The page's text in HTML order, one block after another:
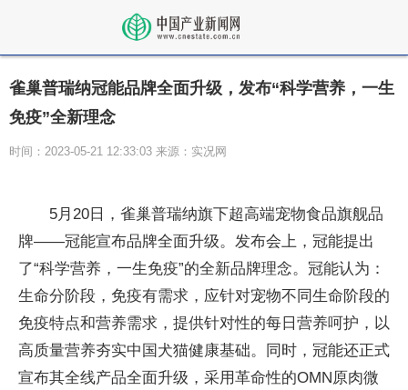
雀巢普瑞纳冠能品牌全面升级，发布“科学营养，一生
免疫”全新理念
时间：2023-05-21 12:33:03 来源：实况网
5月20日，雀巢普瑞纳旗下超高端宠物食品旗舰品
牌——冠能宣布品牌全面升级。发布会上，冠能提出
了“科学营养，一生免疫”的全新品牌理念。冠能认为：
生命分阶段，免疫有需求，应针对宠物不同生命阶段的
免疫特点和营养需求，提供针对性的每日营养呵护，以
高质量营养夯实中国犬猫健康基础。同时，冠能还正式
宣布其全线产品全面升级，采用革命性的OMN原肉微